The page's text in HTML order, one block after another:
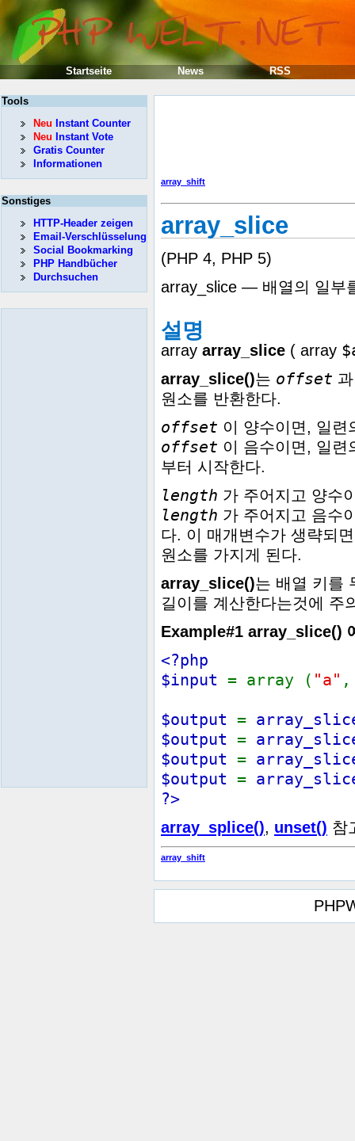
array_shift
array_slice
(PHP 4, PHP 5)
array_slice — 배열의 일부
설명
array array_slice ( array
array_slice()는 offset
원소를 반환한다.
offset 이 양수이면, 일
offset 이 음수이면, 일
부터 시작한다.
length 가 주어지고 양수
length 가 주어지고 음수
다. 이 매개변수가 생략되
원소를 가지게 된다.
array_slice()는 배열 키를
길이를 계산한다는것에 주
Example#1 array_slice()
<?php
$input = array ( "a"
$output =
$output =
$output =
$output =
?>
array_splice(), unset() 참
array_shift
Tools
Neu Instant Counter
Neu Instant Vote
Gratis Counter
Informationen
Sonstiges
HTTP-Header zeigen
Email-Verschlüsselung
Social Bookmarking
PHP Handbücher
Durchsuchen
Startseite News RSS